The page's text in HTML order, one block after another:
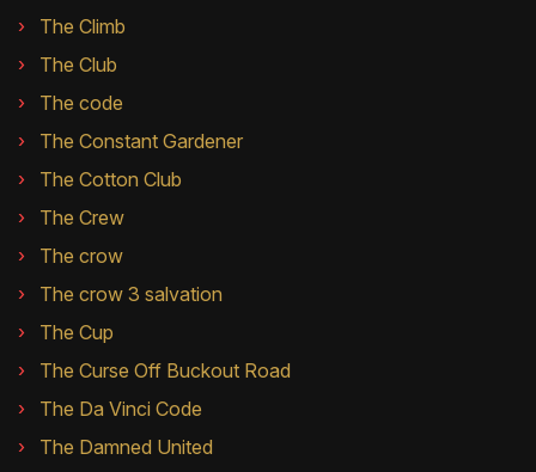
The Climb
The Club
The code
The Constant Gardener
The Cotton Club
The Crew
The crow
The crow 3 salvation
The Cup
The Curse Off Buckout Road
The Da Vinci Code
The Damned United